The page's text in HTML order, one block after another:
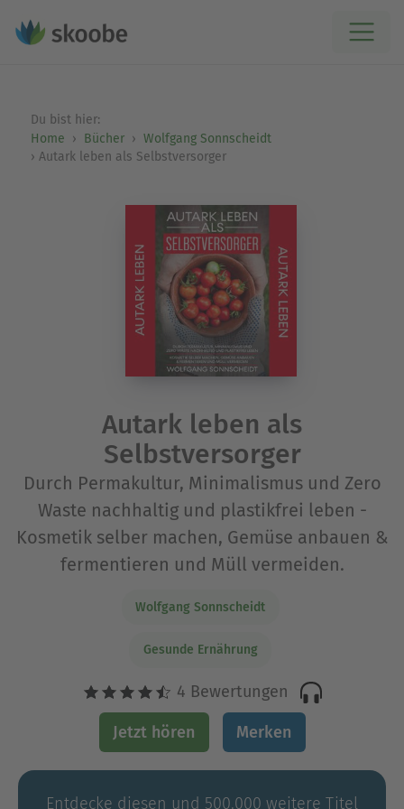
Du bist hier:
Home
Bücher
Wolfgang Sonnscheidt
Autark leben als Selbstversorger
Autark leben als
Selbstversorger
Durch Permakultur, Minimalismus und Zero
Waste nachhaltig und plastikfrei leben -
Kosmetik selber machen, Gemüse anbauen &
fermentieren und Müll vermeiden.
Wolfgang Sonnscheidt
Gesunde Ernährung
4 Bewertungen
Jetzt hören Merken
Entdecke diesen und 500.000 weitere Titel